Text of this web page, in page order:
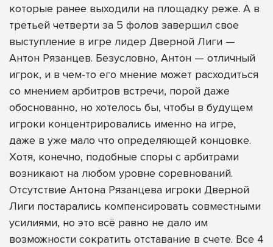
которые ранее выходили на площадку реже. А в
третьей четверти за 5 фолов завершил свое
выступление в игре лидер Дверной Лиги —
Антон Рязанцев. Безусловно, Антон — отличный
игрок, и в чем-то его мнение может расходиться
со мнением арбитров встречи, порой даже
обоснованно, но хотелось бы, чтобы в будущем
игроки концентрировались именно на игре,
даже в уже мало что определяющей концовке.
Хотя, конечно, подобные споры с арбитрами
возникают на любом уровне соревнований.
Отсутствие Антона Рязанцева игроки Дверной
Лиги постарались компенсировать совместными
усилиями, но это всё равно не дало им
возможности сократить отставание в счете. Все 4